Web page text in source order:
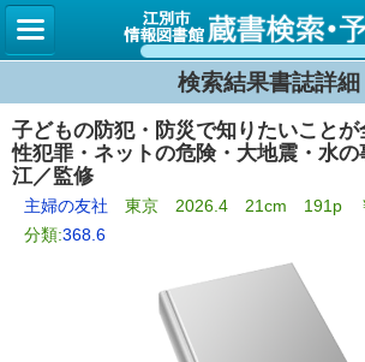
検索結果書誌詳細
子どもの防犯・防災で知りたいこと
性犯罪・ネットの危険・大地震・水
江／監修
主婦の友社 東京 2026.4 21cm 191p ￥
分類:368.6